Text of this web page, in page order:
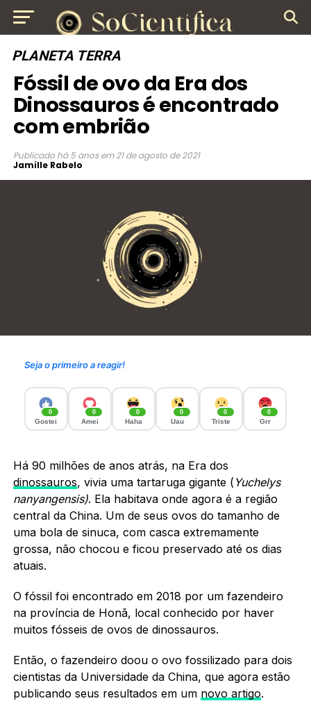
PLANETA TERRA
Fóssil de ovo da Era dos
Dinossauros é encontrado
com embrião
Publicado há 5 anos em 21 de agosto de 2021
Jamille Rabelo
Seja o primeiro a reagir!
0
Gostei
0
Amei
0
Haha
0
Uau
0
Triste
0
Grr
Há 90 milhões de anos atrás, na Era dos
dinossauros, vivia uma tartaruga gigante ( Yuchelys
nanyangensis). Ela habitava onde agora é a região
central da China. Um de seus ovos do tamanho de
uma bola de sinuca, com casca extremamente
grossa, não chocou e ficou preservado até os dias
atuais.
O fóssil foi encontrado em 2018 por um fazendeiro
na província de Honã, local conhecido por haver
muitos fósseis de ovos de dinossauros.
Então, o fazendeiro doou o ovo fossilizado para dois
cientistas da Universidade da China, que agora estão
publicando seus resultados em um novo artigo.